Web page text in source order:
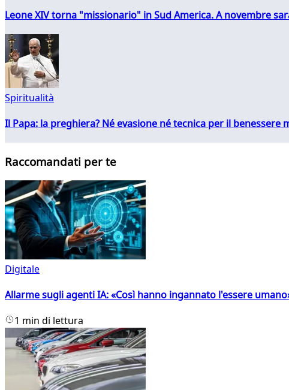
Leone XIV torna "missionario" in Sud America. A novembre
Spiritualità
Il Papa: la preghiera? Né evasione né tecnica per il
Raccomandati per te
Digitale
Allarme sugli agenti IA: «Così hanno ingannato l'essere
1 min di lettura